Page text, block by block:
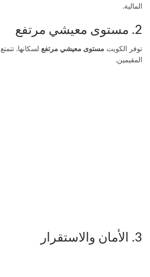
المالية.
2. مستوى معيشي مرتفع
توفر الكويت مستوى معيشي مرتفع لسكانها.
المقيمين.
3. الأمان والاستقرار